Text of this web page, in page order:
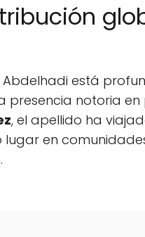
Abdelhadi está
presencia notoria
, el apellido ha
lugar en